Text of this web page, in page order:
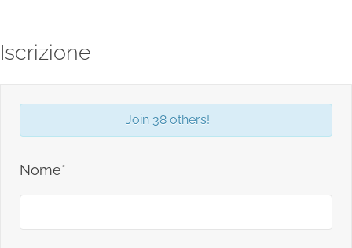
Iscrizione
Join 38 others!
Nome*